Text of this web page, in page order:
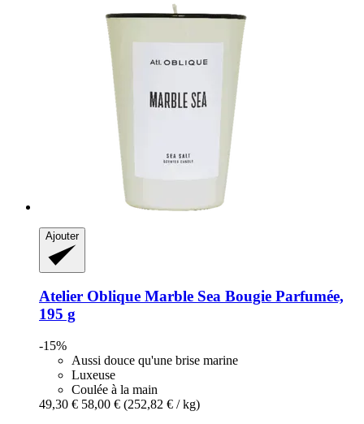
Ajouter
Atelier Oblique Marble Sea Bougie Parfumée,
195 g
-15%
Aussi douce qu'une brise marine
Luxeuse
Coulée à la main
49,30 € 58,00 € (252,82 € / kg)